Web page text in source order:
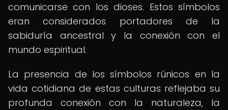
comunicarse con los dioses. Estos símbolos
eran considerados portadores de la
sabiduría ancestral y la conexión con el
mundo espiritual.
La presencia de los símbolos rúnicos en la
vida cotidiana de estas culturas reflejaba su
profunda conexión con la naturaleza, la